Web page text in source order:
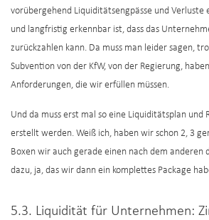
vorübergehend Liquiditätsengpässe und
und langfristig erkennbar ist, dass das
zurückzahlen kann. Da muss man leider sagen,
Subvention von der KfW, von der Regierung,
Anforderungen, die wir erfüllen müssen.
Und da muss erst mal so eine Liquiditätsplan und
erstellt werden. Weiß ich, haben wir schon 2, 3
Boxen wir auch gerade einen nach dem anderen
dazu, ja, das wir dann ein komplettes Package
5.3. Liquidität für Unternehmen: